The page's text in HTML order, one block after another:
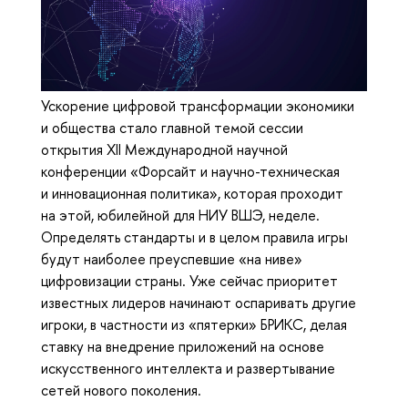
Ускорение цифровой трансформации экономики
и общества стало главной темой сессии
открытия XII Международной научной
конференции «Форсайт и научно-техническая
и инновационная политика», которая проходит
на этой, юбилейной для НИУ ВШЭ, неделе.
Определять стандарты и в целом правила игры
будут наиболее преуспевшие «на ниве»
цифровизации страны. Уже сейчас приоритет
известных лидеров начинают оспаривать другие
игроки, в частности из «пятерки» БРИКС, делая
ставку на внедрение приложений на основе
искусственного интеллекта и развертывание
сетей нового поколения.